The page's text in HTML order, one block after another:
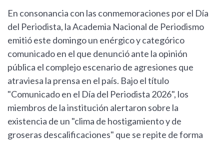
En consonancia con las conmemoraciones por el Día
del Periodista, la Academia Nacional de Periodismo
emitió este domingo un enérgico y categórico
comunicado en el que denunció ante la opinión
pública el complejo escenario de agresiones que
atraviesa la prensa en el país. Bajo el título
"Comunicado en el Día del Periodista 2026", los
miembros de la institución alertaron sobre la
existencia de un "clima de hostigamiento y de
groseras descalificaciones" que se repite de forma